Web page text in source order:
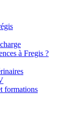
à Fregis ?
formations